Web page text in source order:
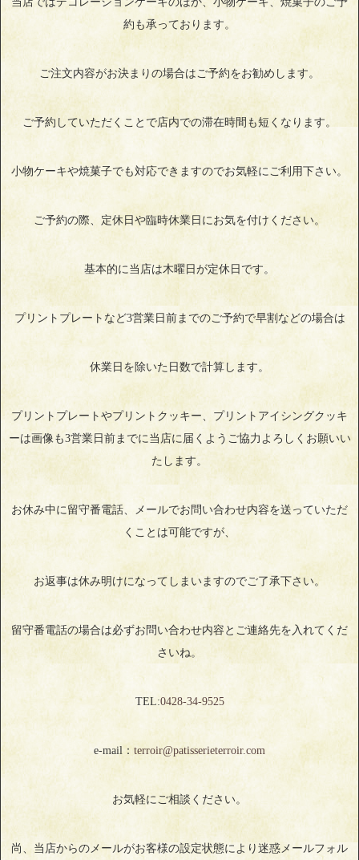
約も承っております。
ご注文内容がお決まりの場合はご予約をお勧めします。
ご予約していただくことで店内での滞在時間も短くなります。
小物ケーキや焼菓子でも対応できますのでお気軽にご利用下さい。
ご予約の際、定休日や臨時休業日にお気を付けください。
基本的に当店は木曜日が定休日です。
プリントプレートなど3営業日前までのご予約で早割などの場合は
休業日を除いた日数で計算します。
プリントプレートやプリントクッキー、プリントアイシングクッキ
ーは画像も3営業日前までに当店に届くようご協力よろしくお願いい
たします。
お休み中に留守番電話、メールでお問い合わせ内容を送っていただ
くことは可能ですが、
お返事は休み明けになってしまいますのでご了承下さい。
留守番電話の場合は必ずお問い合わせ内容とご連絡先を入れてくだ
さいね。
TEL:0428‐34‐9525
e-mail： terroir@patisserieterroir.com
お気軽にご相談ください。
尚、当店からのメールがお客様の設定状態により迷惑メールフォル